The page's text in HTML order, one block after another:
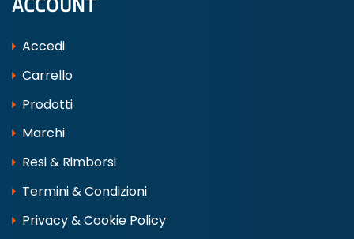
Accedi
Carrello
Prodotti
Marchi
Resi & Rimborsi
Termini & Condizioni
Privacy & Cookie Policy